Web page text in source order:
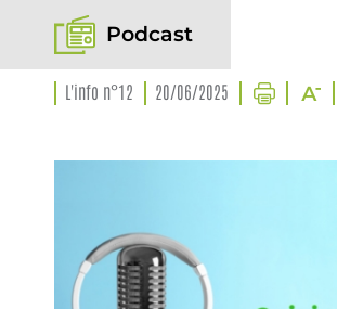
Podcast
L'info n°12 20/06/2025